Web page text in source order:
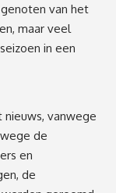
van het
maar veel
in een
nieuws, vanwege
de
en
de